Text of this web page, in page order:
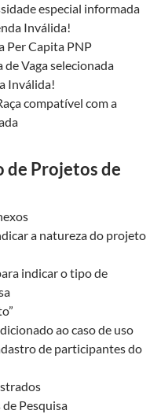
especial informada
Inválida!
Per Capita PNP
Vaga selecionada
Inválida!
compatível com a
de Projetos de
a natureza do projeto
indicar o tipo de
ao caso de uso
de participantes do
Pesquisa